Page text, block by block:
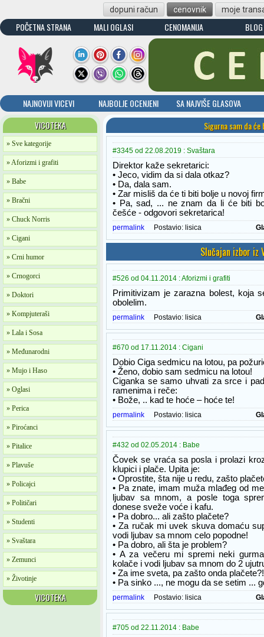
dopuni račun cenovnik moje
POČETNA STRANA MALI OGLASI CENOMANIJA BLOG
NAJNOVIJI VICEVI NAJBOLJE OCENJENI
SA NAJVIŠE GLASOVA
VICOTEKA
» Sve kategorije
» Aforizmi i grafiti
» Babe
» Bračni
» Chuck Norris
» Cigani
» Crni humor
» Crnogorci
» Doktori
» Kompjuteraši
» Lala i Sosa
» Međunarodni
» Mujo i Haso
» Oglasi
» Perica
» Piroćanci
» Pitalice
» Plavuše
» Policajci
» Političari
» Studenti
» Svaštara
» Zemunci
» Životinje
VICOTEKA
Sigurna sam da će
#3345 od 22.08.2019 : Svaštara
Direktor kaže sekretarici:
• Jeco, vidim da si dala otkaz?
• Da, dala sam.
• Zar misliš da će ti biti bolje u novoj
• Pa, sad, ... ne znam da li će biti
češće - odgovori sekretarica!
permalink Postavio: lisica
Slučajan izbor iz
#526 od 04.11.2014 : Aforizmi i grafiti
Primitivizam je zarazna bolest, koja
obolelim.
permalink Postavio: lisica
#670 od 17.11.2014 : Cigani
Dobio Ciga sedmicu na lotou, pa
• Ženo, dobio sam sedmicu na lotou!
Ciganka se samo uhvati za srce i
ramenima i reče:
• Bože, .. kad te hoće – hoće te!
permalink Postavio: lisica
#432 od 02.05.2014 : Babe
Čovek se vraća sa posla i prolazi
klupici i plače. Upita je:
• Oprostite, šta nije u redu, zašto
• Pa znate, imam muža mlađeg od
ljubav sa mnom, a posle toga
donese sveže voće i kafu.
• Pa dobro... ali zašto plačete?
• Za ručak mi uvek skuva domaću
vodi ljubav sa mnom celo popodne!
• Pa dobro, ali šta je problem?
• A za večeru mi spremi neki
kolače i vodi ljubav sa mnom do 2
• Za ime sveta, pa zašto onda plačete?!
• Pa sinko ..., ne mogu da se setim ...
permalink Postavio: lisica
#705 od 22.11.2014 : Babe